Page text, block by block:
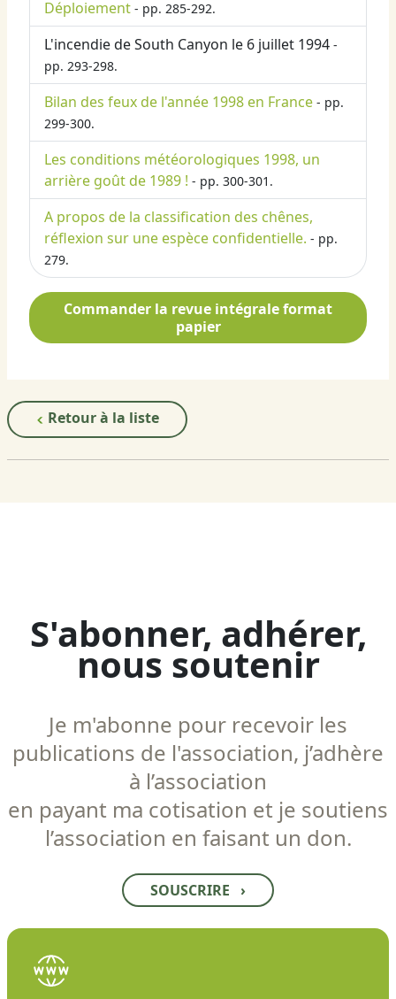
Déploiement - pp. 285-292.
L'incendie de South Canyon le 6 juillet 1994 -
pp. 293-298.
Bilan des feux de l'année 1998 en France - pp.
299-300.
Les conditions météorologiques 1998, un
arrière goût de 1989 ! - pp. 300-301.
A propos de la classification des chênes,
réflexion sur une espèce confidentielle. - pp.
279.
Commander la revue intégrale format
papier
Retour à la liste
S'abonner, adhérer,
nous soutenir
Je m'abonne pour recevoir les
publications de l'association, j’adhère
à l’association
en payant ma cotisation et je soutiens
l’association en faisant un don.
SOUSCRIRE ›